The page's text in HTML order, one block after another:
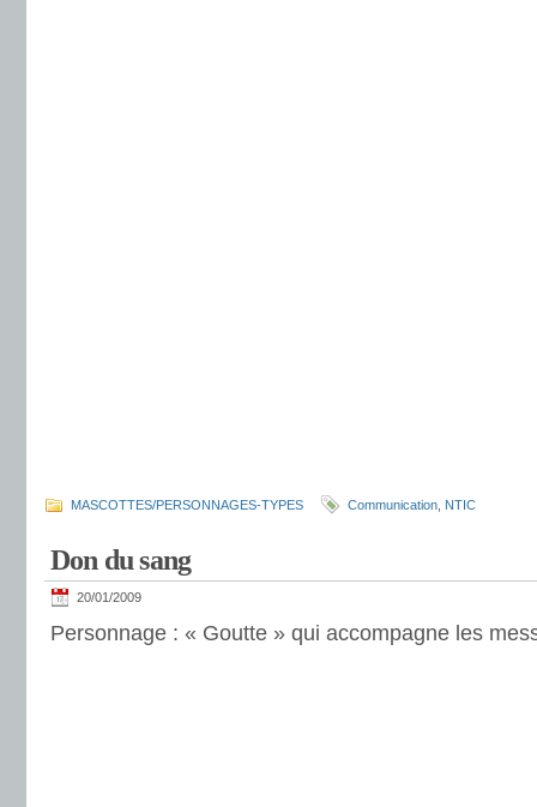
MASCOTTES/PERSONNAGES-TYPES Communication NTIC
Don du sang
20/01/2009
Personnage : « Goutte » qui accompagne les